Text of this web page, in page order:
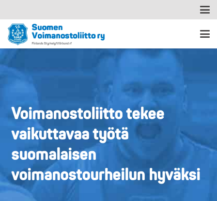
Voimanostoliitto tekee
vaikuttavaa työtä
suomalaisen
voimanostourheilun hyväksi